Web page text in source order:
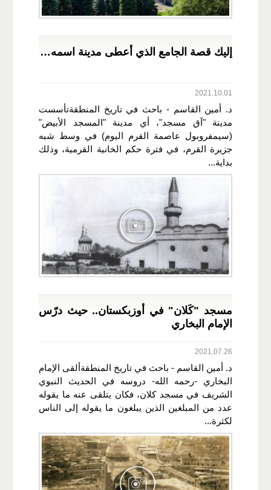
إليك قصة الجامع الذي أعطى مدينة اسمه…
2021.10.01
د. أمين القاسم - باحث في تاريخ المنطقةتأسست
مدينة "آق مسجد"، أي مدينة "المسجد الأبيض"
(سيمفروبول عاصمة القرم اليوم) في وسط شبه
جزيرة القرم، في فترة حكم الخانية القرمية، وذلك
بداية...
مسجد "كَلان" في أوزبكستان.. حيث درّس
الإمام البخاري
2021.07.26
د. أمين القاسم - باحث في تاريخ المنطقةألقى الإمام
البخاري -رحمه الله- دروسه في الحديث النبوي
الشريف في مسجد كلان، فكان يتلقى عنه ما يقوله
عدد من المبلغين الذين يبلغون ما يقوله إلى الناس
لكثرة...